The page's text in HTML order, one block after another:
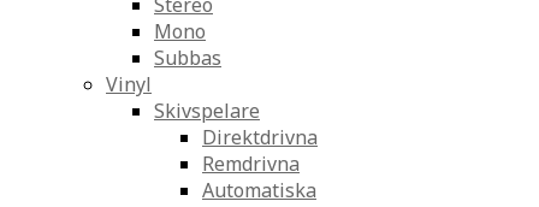
Mono
Subbas
Vinyl
Skivspelare
Direktdrivna
Remdrivna
Automatiska